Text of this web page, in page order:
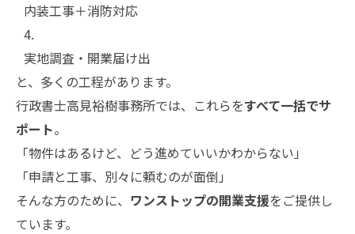
内装工事＋消防対応
実地調査・開業届け出
と、多くの工程があります。
行政書士高見裕樹事務所では、これらをすべて一括でサ
ポート。
「物件はあるけど、どう進めていいかわからない」
「申請と工事、別々に頼むのが面倒」
そんな方のために、 ワンストップの開業支援をご提供し
ています。